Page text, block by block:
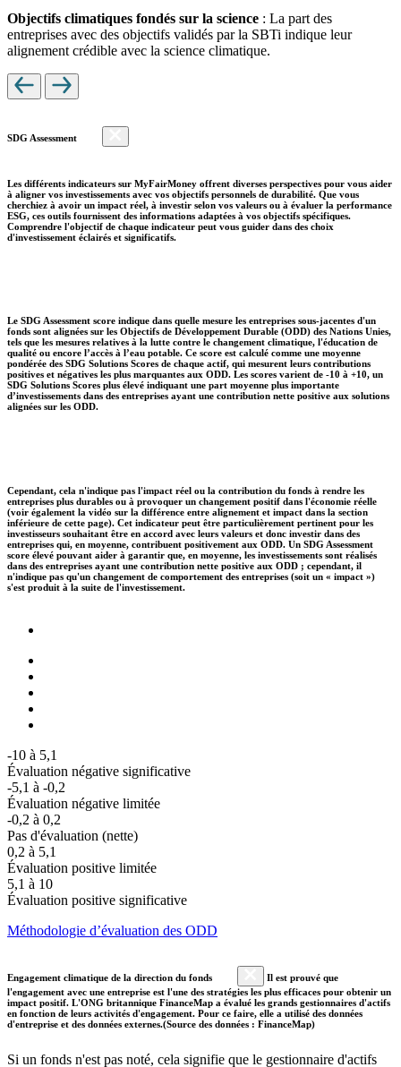
Objectifs climatiques fondés sur la science : La part des
entreprises avec des objectifs validés par la SBTi indique leur
alignement crédible avec la science climatique.
SDG Assessment
Les différents indicateurs sur MyFairMoney offrent diverses perspectives pour vous aider
à aligner vos investissements avec vos objectifs personnels de durabilité. Que vous
cherchiez à avoir un impact réel, à investir selon vos valeurs ou à évaluer la performance
ESG, ces outils fournissent des informations adaptées à vos objectifs spécifiques.
Comprendre l'objectif de chaque indicateur peut vous guider dans des choix
d'investissement éclairés et significatifs.
Le SDG Assessment score indique dans quelle mesure les entreprises sous-jacentes d'un
fonds sont alignées sur les Objectifs de Développement Durable (ODD) des Nations Unies,
tels que les mesures relatives à la lutte contre le changement climatique, l'éducation de
qualité ou encore l’accès à l’eau potable. Ce score est calculé comme une moyenne
pondérée des SDG Solutions Scores de chaque actif, qui mesurent leurs contributions
positives et négatives les plus marquantes aux ODD. Les scores varient de -10 à +10, un
SDG Solutions Scores plus élevé indiquant une part moyenne plus importante
d’investissements dans des entreprises ayant une contribution nette positive aux solutions
alignées sur les ODD.
Cependant, cela n'indique pas l'impact réel ou la contribution du fonds à rendre les
entreprises plus durables ou à provoquer un changement positif dans l'économie réelle
(voir également la vidéo sur la différence entre alignement et impact dans la section
inférieure de cette page). Cet indicateur peut être particulièrement pertinent pour les
investisseurs souhaitant être en accord avec leurs valeurs et donc investir dans des
entreprises qui, en moyenne, contribuent positivement aux ODD. Un SDG Assessment
score élevé pouvant aider à garantir que, en moyenne, les investissements sont réalisés
dans des entreprises ayant une contribution nette positive aux ODD ; cependant, il
n'indique pas qu'un changement de comportement des entreprises (soit un « impact »)
s'est produit à la suite de l'investissement.
-10 à 5,1
Évaluation négative significative
-5,1 à -0,2
Évaluation négative limitée
-0,2 à 0,2
Pas d'évaluation (nette)
0,2 à 5,1
Évaluation positive limitée
5,1 à 10
Évaluation positive significative
Méthodologie d’évaluation des ODD
Engagement climatique de la direction du fonds
Il est prouvé que
l'engagement avec une entreprise est l'une des stratégies les plus efficaces pour obtenir un
impact positif. L'ONG britannique FinanceMap a évalué les grands gestionnaires d'actifs
en fonction de leurs activités d'engagement. Pour ce faire, elle a utilisé des données
d'entreprise et des données externes.(Source des données : FinanceMap)
Si un fonds n'est pas noté, cela signifie que le gestionnaire d'actifs